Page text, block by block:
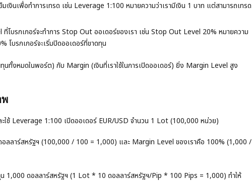
มเงินเพื่อทำการเทรด เช่น Leverage 1:100 หมายความว่าเรามีเงิน 1 บาท แต่สามารถเทรด
โบรกเกอร์จะทำการ Stop Out ออเดอร์ของเรา เช่น Stop Out Level 20% หมายความ
โบรกเกอร์จะเริ่มปิดออเดอร์ที่ขาดทุน
นทั้งหมดในพอร์ต) กับ Margin (เงินที่เราใช้ในการเปิดออเดอร์) ยิ่ง Margin Level สูง
พ
ใช้ Leverage 1:100 เปิดออเดอร์ EUR/USD จำนวน 1 Lot (100,000 หน่วย)
อลลาร์สหรัฐฯ (100,000 / 100 = 1,000) และ Margin Level ของเราคือ 100% (1,000 /
น 1,000 ดอลลาร์สหรัฐฯ (1 Lot * 10 ดอลลาร์สหรัฐฯ/Pip * 100 Pips = 1,000) ทำให้